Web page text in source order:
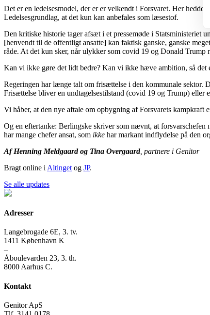
Det er en ledelsesmodel, der er er velkendt i Forsvaret. Her
Ledelsesgrundlag, at det kun kan anbefales som læsestof.
Den kritiske historie tager afsæt i et pressemøde i Statsministeriet
[henvendt til de offentligt ansatte] kan faktisk ganske, ganske
råde. At det kun sker, når ulykker som covid 19 og Donald Trump
Kan vi ikke gøre det lidt bedre? Kan vi ikke hæve ambition, så det
Regeringen har længe talt om frisættelse i den kommunale sektor.
Frisættelse bliver en undtagelsestilstand (covid 19 og Trump) eller
Vi håber, at den nye aftale om opbygning af Forsvarets kampkraft
Og en eftertanke: Berlingske skriver som nævnt, at
har mange chefer ansat, som ikke har markant indflydelse på den
Af Henning Meldgaard og Tina Overgaard, partnere i Genitor
Bragt online i Altinget og JP.
Se alle updates
Adresser
Langebrogade 6E, 3. tv.
1411 København K
–
Åboulevarden 23, 3. th.
8000 Aarhus C.
Kontakt
Genitor ApS